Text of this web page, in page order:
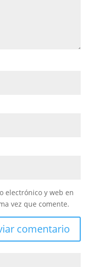
electrónico y web en
vez que comente.